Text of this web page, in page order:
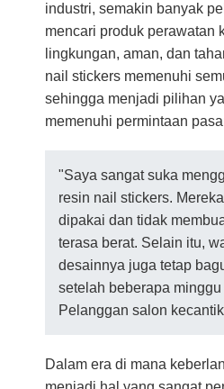
industri, semakin banyak
mencari produk perawatan
lingkungan, aman, dan
nail stickers memenuhi
sehingga menjadi pilihan
memenuhi permintaan
"Saya sangat suka
resin nail stickers.
dipakai dan tidak
terasa berat. Selain itu,
desainnya juga tetap
setelah beberapa
Pelanggan salon
Dalam era di mana